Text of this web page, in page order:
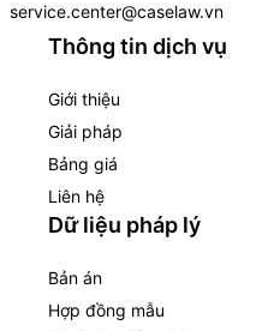
service.center@caselaw.vn
Thông tin dịch vụ
Giới thiệu
Giải pháp
Bảng giá
Liên hệ
Dữ liệu pháp lý
Bản án
Hợp đồng mẫu